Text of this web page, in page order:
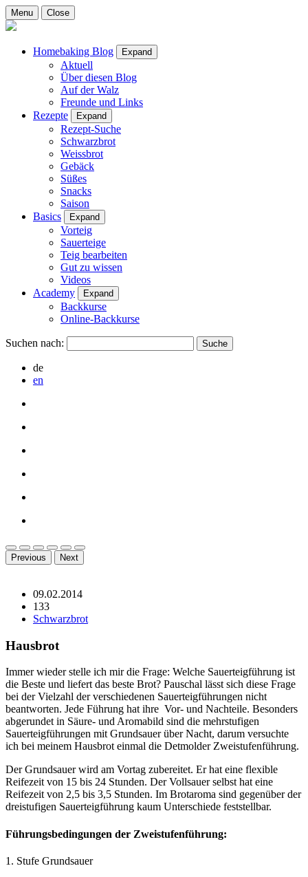
Menu Close
Homebaking Blog Expand
Aktuell
Über diesen Blog
Auf der Walz
Freunde und Links
Rezepte
Expand
Rezept-Suche
Schwarzbrot
Weissbrot
Gebäck
Süßes
Snacks
Saison
Basics
Expand
Vorteig
Sauerteige
Teig bearbeiten
Gut zu wissen
Videos
Academy
Expand
Backkurse
Online-Backkurse
Suchen nach:
de
en
Previous Next
09.02.2014
133
Schwarzbrot
Hausbrot
Immer wieder stelle ich mir die Frage: Welche Sauerteigführung ist
die Beste und liefert das beste Brot? Pauschal lässt sich diese Frage
bei der Vielzahl der verschiedenen Sauerteigführungen nicht
beantworten. Jede Führung hat ihre Vor- und Nachteile. Besonders
abgerundet in Säure- und Aromabild sind die mehrstufigen
Sauerteigführungen mit Grundsauer über Nacht, darum versuchte
ich bei meinem Hausbrot einmal die Detmolder Zweistufenführung.
Der Grundsauer wird am Vortag zubereitet. Er hat eine flexible
Reifezeit von 15 bis 24 Stunden. Der Vollsauer selbst hat eine
Reifezeit von 2,5 bis 3,5 Stunden. Im Brotaroma sind gegenüber der
dreistufigen Sauerteigführung kaum Unterschiede feststellbar.
Führungsbedingungen der Zweistufenführung:
1. Stufe Grundsauer